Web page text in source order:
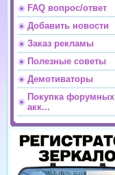
FAQ вопрос/ответ
Добавить новости
Заказ рекламы
Полезные советы
Демотиваторы
Покупка форумных
акк...